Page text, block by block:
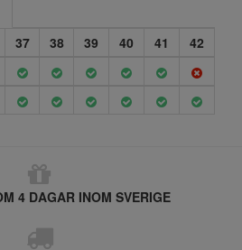
37 38 39 40 41
42
4 DAGAR INOM SVERIGE